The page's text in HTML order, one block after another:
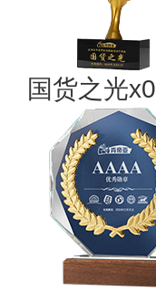
国货之光x0